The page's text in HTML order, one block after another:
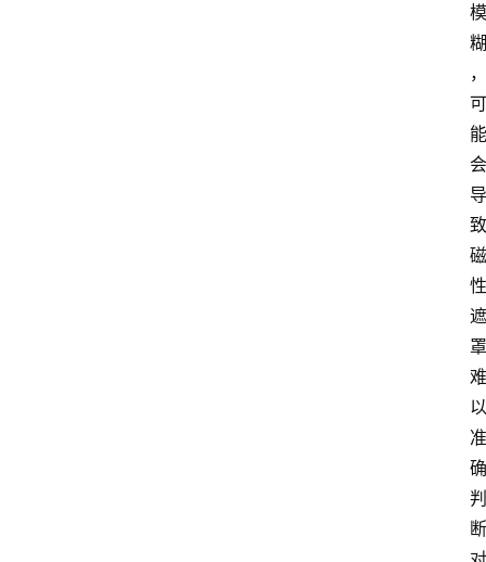
模
糊
，
可
能
会
导
致
磁
性
遮
罩
难
以
准
确
判
断